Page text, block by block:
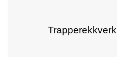
Trapperekkverk